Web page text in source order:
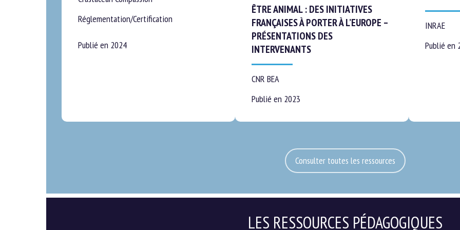
Réglementation/Certification
Publié en 2024
ÊTRE ANIMAL : DES INITIATIVES
FRANÇAISES À PORTER À L’EUROPE –
PRÉSENTATIONS DES
INTERVENANTS
CNR BEA
Publié en 2023
INRAE
Publié en
Consulter toutes les ressources
LES RESSOURCES PÉDAGOGIQUES